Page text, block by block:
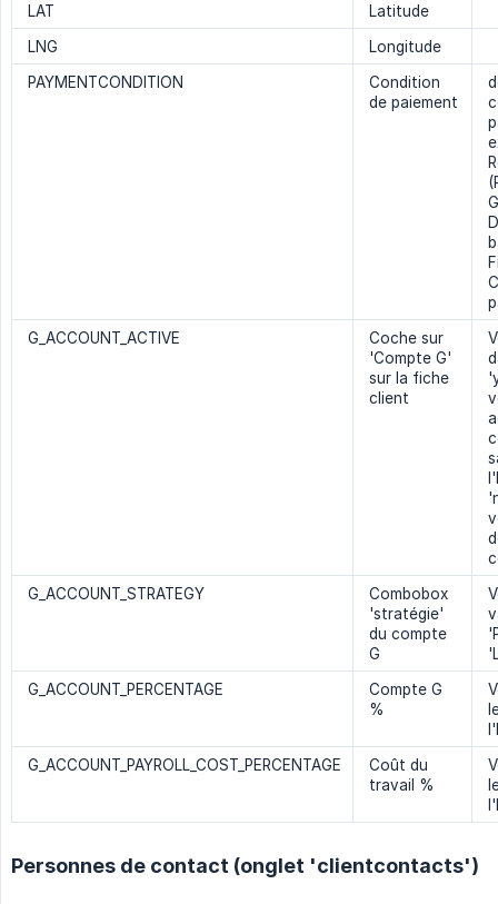
LAT
Latitude
LNG
Longitude
PAYMENTCONDITION
Condition
de paiement
G_ACCOUNT_ACTIVE
Coche sur
'Compte G'
sur la fiche
client
G_ACCOUNT_STRATEGY
Combobox
'stratégie'
du compte
G
G_ACCOUNT_PERCENTAGE
Compte G
%
G_ACCOUNT_PAYROLL_COST_PERCENTAGE
Coût du
travail %
Personnes de contact (onglet 'clientcontacts')